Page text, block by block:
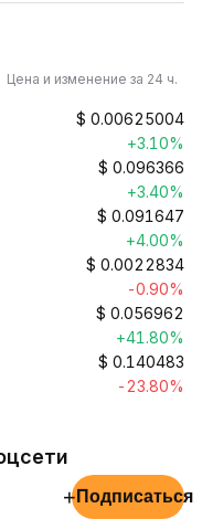
Цена и изменение за 24 ч.
$ 0.00625004
+3.10%
$ 0.096366
+3.40%
$ 0.091647
+4.00%
$ 0.0022834
-0.90%
$ 0.056962
+41.80%
$ 0.140483
-23.80%
+ Подписаться